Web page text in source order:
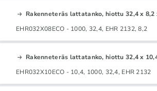
Rakenneteräs lattatanko, hiottu 32,4 x 8,2
EHR032X08ECO - 1000, 32,4, EHR 2132, 8,2
Rakenneteräs lattatanko, hiottu 32,4 x
EHR032X10ECO - 10,4, 1000, 32,4, EHR 2132